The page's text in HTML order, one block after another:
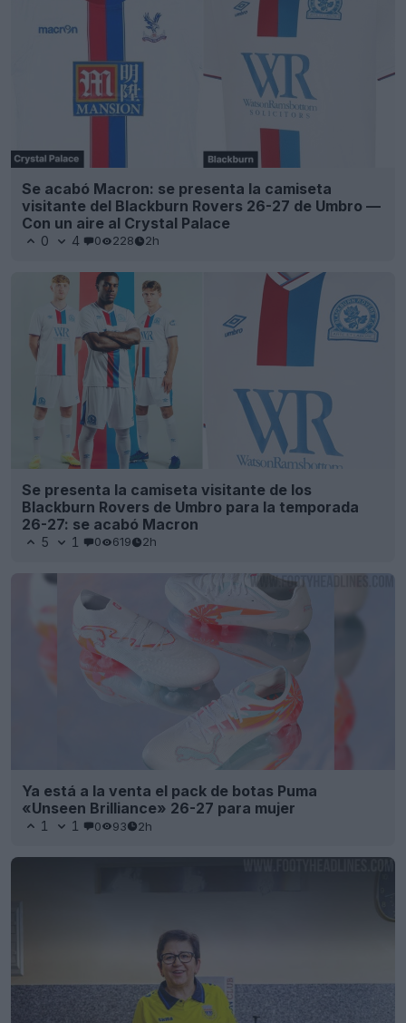
Se acabó Macron: se presenta la camiseta
visitante del Blackburn Rovers 26-27 de Umbro —
Con un aire al Crystal Palace
0 4 0 228 2h
Se presenta la camiseta visitante de los
Blackburn Rovers de Umbro para la temporada
26-27: se acabó Macron
5 1 0 619 2h
Ya está a la venta el pack de botas Puma
«Unseen Brilliance» 26-27 para mujer
1 1 0 93 2h